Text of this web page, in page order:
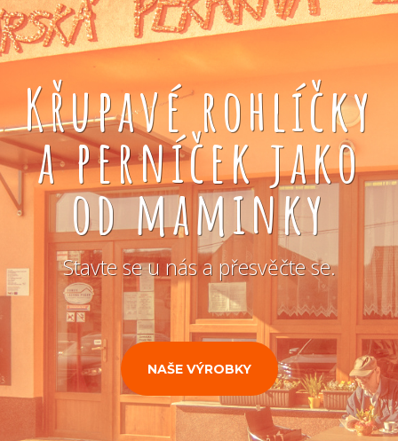
Křupavé rohlíčky
a perníček jako
od maminky
Stavte se u nás a přesvěčte se.
NAŠE VÝROBKY